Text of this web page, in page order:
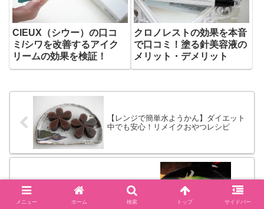
CIEUX（シウー）の口コ
ミ/シワを改善するアイク
リームの効果を検証！
クロノレストの効果を本音
で口コミ！塗る針美容液の
メリット・デメリット
【レンジで簡単水ようかん】ダイエット
中でも安心！リメイクおやつレシピ
博多ラーメン旅行記
メニュー ホーム 検索 トップ サイドバー